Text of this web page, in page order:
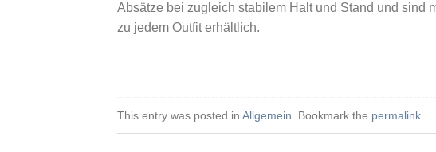
Absätze bei zugleich stabilem Halt und Stand und sind
zu jedem Outfit erhältlich.
This entry was posted in Allgemein . Bookmark the permalink